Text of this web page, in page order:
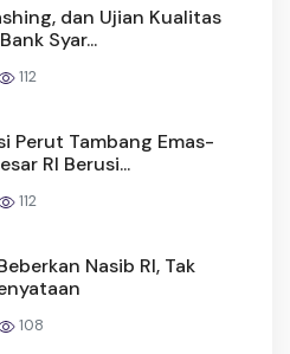
dan Ujian Kualitas
Syar...
112
Perut Tambang Emas-
RI Berusi...
112
Nasib RI, Tak
108